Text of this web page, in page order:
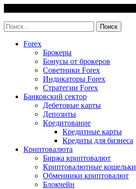
content
Найти:
Forex
Брокеры
Бонусы от брокеров
Советники Forex
Индикаторы Forex
Стратегии Forex
Банковский сектор
Дебетовые карты
Депозиты
Кредитование
Кредитные карты
Кредиты для бизнеса
Криптовалюта
Биржа криптовалют
Криптовалютные кошельки
Обменники криптовалют
Блокчейн